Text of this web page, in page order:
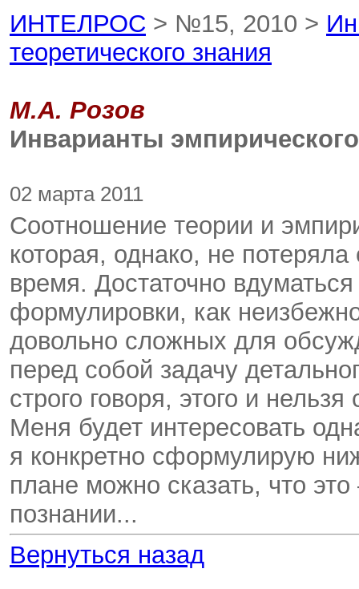
ИНТЕЛРОС > №15, 2010 >
теоретического знания
М.А. Розов
Инварианты
02 марта 2011
Соотношение теории и
которая, однако, не
время. Достаточно
формулировки, как
довольно сложных для
перед собой задачу
строго говоря, этого и
Меня будет интересовать
я конкретно сформулирую
плане можно сказать, что
познании...
Вернуться назад